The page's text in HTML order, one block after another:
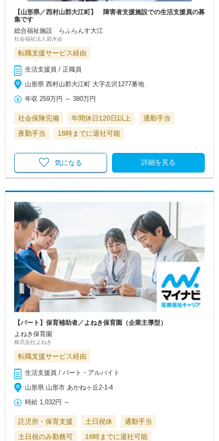
【山形県／西村山郡大江町】 障害者支援施設での生活支援員の募
集です
総合福祉施設 らふらんす大江
社会福祉法人碧水会
転職支援サービス経由
生活支援員 / 正職員
山形県 西村山郡大江町 大字左沢1277番地
年収 259万円 ～380万円
社会保険完備 年間休日120日以上
通勤手当
夜勤手当
18時までに退社可能
詳細を見る
気になる
【パート】保育補助者／よねき保育園（企業主導型）
よねき保育園
株式会社よねき
転職支援サービス経由
生活支援員 / パート・アルバイト
山形県 山形市 あかねヶ丘2-1-4
時給 1,032円 ～
託児所・保育支援 土日祝休
通勤手当
土日祝のみ勤務可
18時までに退社可能